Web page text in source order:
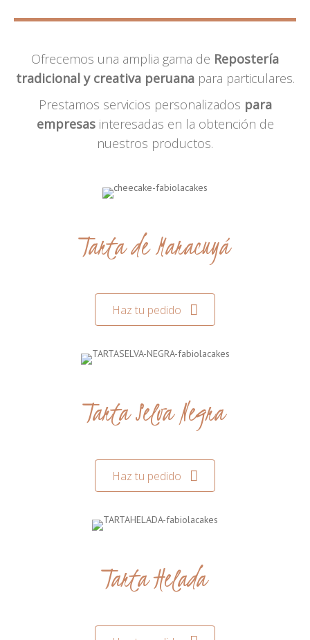
Ofrecemos una amplia gama de Repostería
tradicional y creativa peruanapara particulares.
Prestamos servicios personalizados para
empresasinteresadas en la obtención de
nuestros productos.
Tarta de Maracuyá
Haz tu pedido
Tarta Selva Negra
Haz tu pedido
Tarta Helada